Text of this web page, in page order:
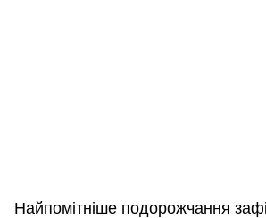
Найпомітніше подорожчання